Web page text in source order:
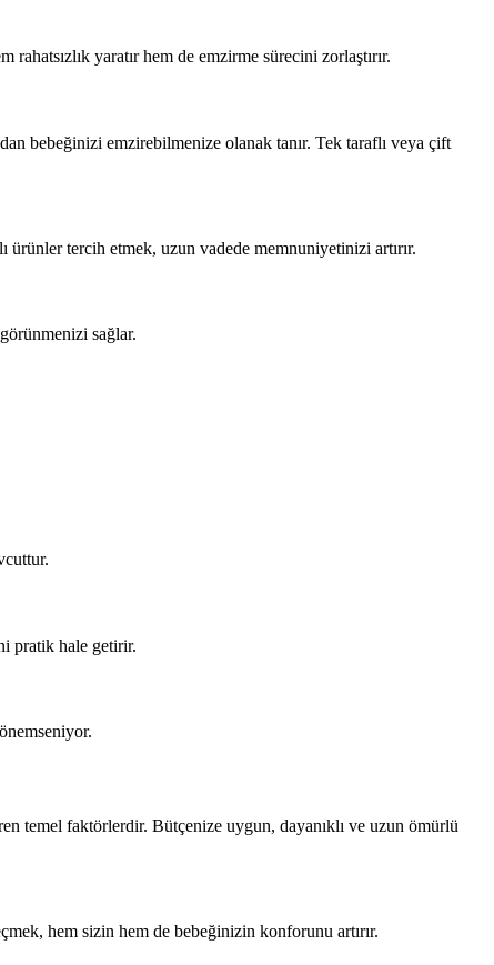
yaratır hem de emzirme sürecini zorlaştırır.
bebeğinizi emzirebilmenize olanak tanır. Tek taraflı veya çift
tercih etmek, uzun vadede memnuniyetinizi artırır.
sağlar.
pratik hale getirir.
temel faktörlerdir. Bütçenize uygun, dayanıklı ve uzun ömürlü
hem sizin hem de bebeğinizin konforunu artırır.